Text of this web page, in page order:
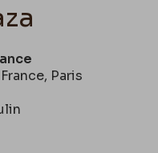
Paris